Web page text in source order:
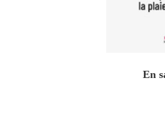
En